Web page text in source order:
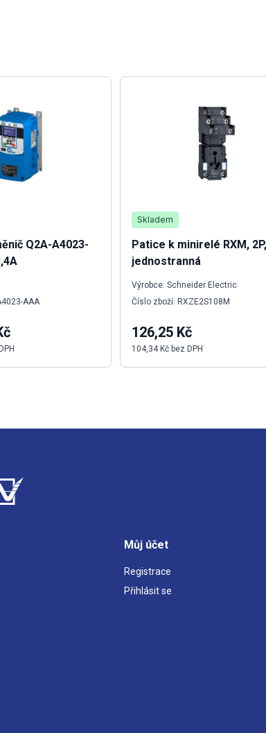
Q2A-A4023-
AAA
Skladem
Patice k minirelé RXM, 2P,
jednostranná
Výrobce: Schneider Electric
Číslo zboží: RXZE2S108M
126,25 Kč
104,34 Kč bez DPH
Můj účet
Registrace
Přihlásit se